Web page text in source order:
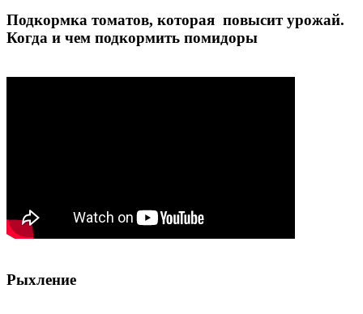
Подкормка томатов, которая повысит урожай.
Когда и чем подкормить помидоры
Рыхление